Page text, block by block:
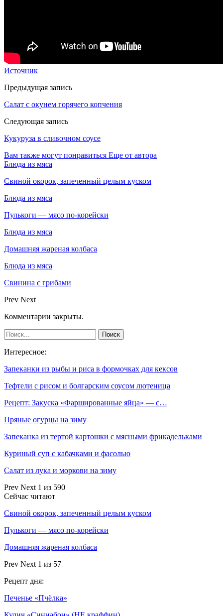
Источник
Предыдущая запись
Cалат с окунем горячего копчения
Следующая запись
Кукуруза в сливочном соусе
Вам также могут понравиться Еще от автора
Блюда из мяса
Свиной окорок, запеченный целым куском
Блюда из мяса
Пулькоги — мясо по-корейски
Блюда из мяса
Домашняя жареная колбаса
Блюда из мяса
Свинина с грибами
Prev Next
Комментарии закрыты.
Интересное:
Запеканки из рыбы и риса в формочках для кексов
Тефтели с рисом и болгарским соусом лютеница
Рецепт: Закуска «Фаршированные яйца» — с…
Пряные огурцы на зиму
Запеканка из тертой картошки с мясными фрикадельками
Куриный суп с кабачками и фасолью
Салат из лука и моркови на зиму
Prev Next 1 из 590
Сейчас читают
Свиной окорок, запеченный целым куском
Пулькоги — мясо по-корейски
Домашняя жареная колбаса
Prev Next 1 из 57
Рецепт дня:
Печенье «Пчёлка»